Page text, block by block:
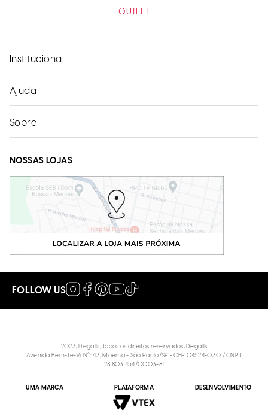
Scarpin Plataforma Alto Cinza Atanado
90
OUTLET
Institucional
Ajuda
Sobre
NOSSAS LOJAS
FOLLOW US
2023, Degalls, Todos os direitos reservados, Degalls
Avenida Bem-Te-Vi N°: 43, Moema - São Paulo/SP - CEP 04524-030 / CNPJ
28.803.454/0003-81
UMA MARCA PLATAFORMA DESENVOLVIMENTO